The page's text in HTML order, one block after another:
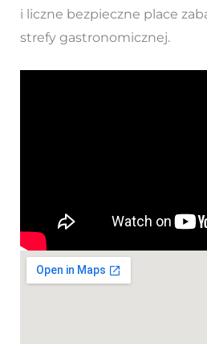
i liczne bezpieczne place
strefy gastronomicznej.